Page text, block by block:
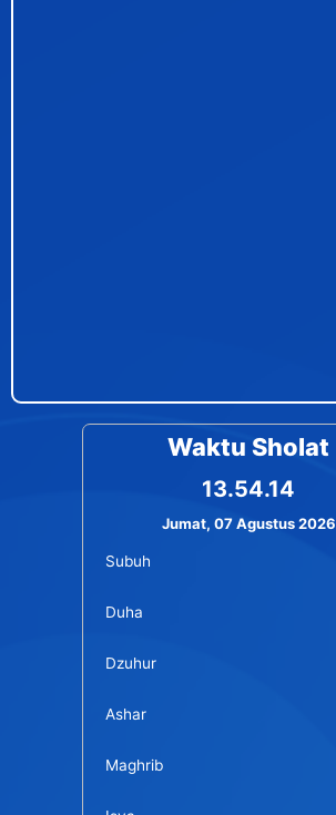
Waktu Sholat
13.54.14
Jumat, 07 Agustus 2026
Subuh
Duha
Dzuhur
Ashar
Maghrib